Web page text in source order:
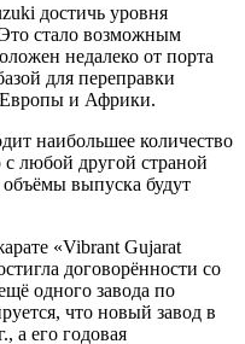
достичь уровня
стало возможным
недалеко от порта
для переправки
и Африки.
наибольшее количество
любой другой страной
выпуска будут
«Vibrant Gujarat
договорённости со
одного завода по
что новый завод в
а его годовая